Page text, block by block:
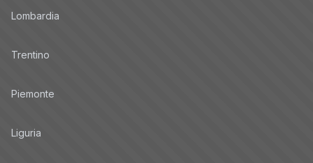
Lombardia
Trentino
Piemonte
Liguria